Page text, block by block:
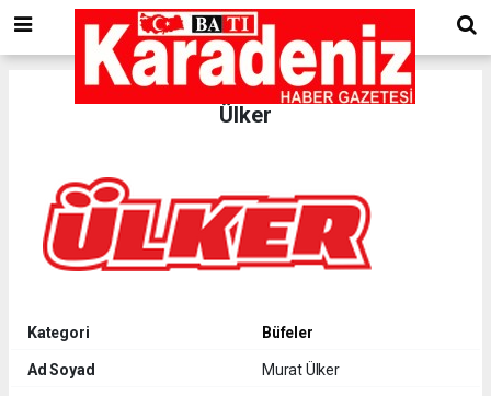
Ülker
Kategori Büfeler
Ad Soyad Murat Ülker